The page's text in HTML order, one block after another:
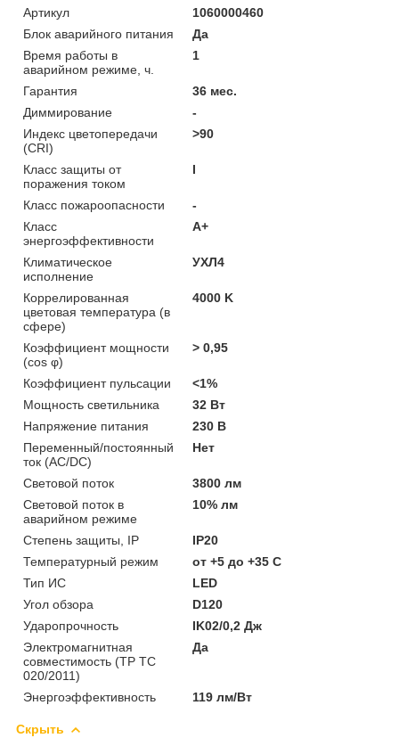
Артикул
1060000460
Блок аварийного питания
Да
Время работы в
аварийном режиме, ч.
1
Гарантия
36 мес.
Диммирование
-
Индекс цветопередачи
(CRI)
>90
Класс защиты от
поражения током
I
Класс пожароопасности
-
Класс
энергоэффективности
A+
Климатическое
исполнение
УХЛ4
Коррелированная
цветовая температура (в
сфере)
4000 K
Коэффициент мощности
(cos φ)
> 0,95
Коэффициент пульсации
<1%
Мощность светильника
32 Вт
Напряжение питания
230 В
Переменный/постоянный
ток (AC/DC)
Нет
Световой поток
3800 лм
Световой поток в
аварийном режиме
10% лм
Степень защиты, IP
IP20
Температурный режим
от +5 до +35 C
Тип ИС
LED
Угол обзора
D120
Ударопрочность
IK02/0,2 Дж
Электромагнитная
совместимость (ТР ТС
020/2011)
Да
Энергоэффективность 119 лм/Вт
Скрыть